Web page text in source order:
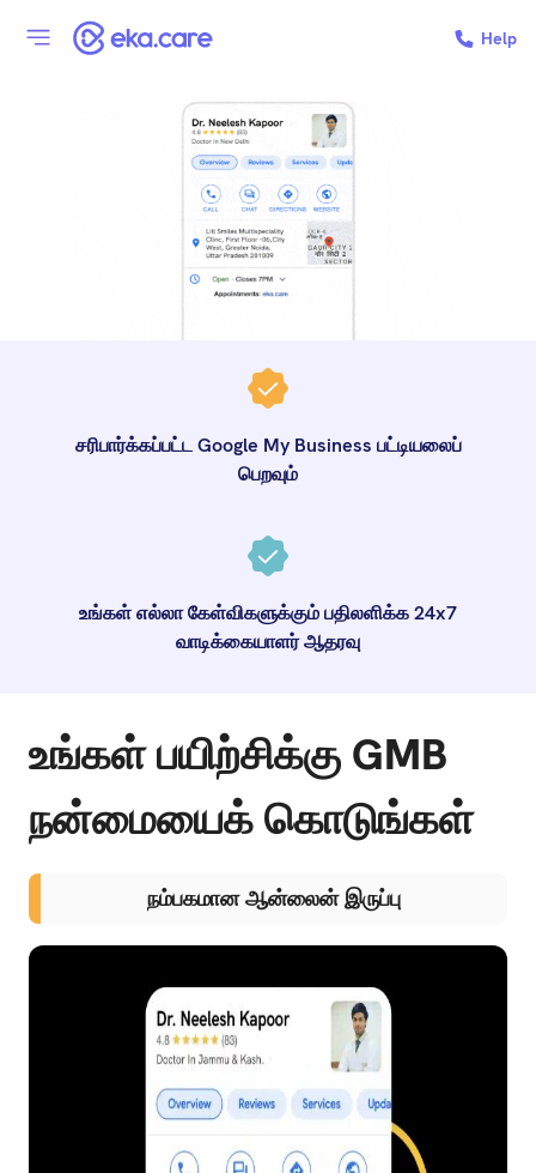
Help
சரிபார்க்கப்பட்ட Google My Business பட்டியலைப்
பெறவும்
உங்கள் எல்லா கேள்விகளுக்கும் பதிலளிக்க 24x7
வாடிக்கையாளர் ஆதரவு
உங்கள் பயிற்சிக்கு GMB
நன்மையைக் கொடுங்கள்
நம்பகமான ஆன்லைன் இருப்பு